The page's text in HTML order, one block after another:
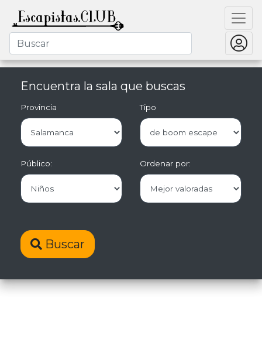
Encuentra la sala que buscas
Provincia Tipo
Público: Ordenar por:
Buscar